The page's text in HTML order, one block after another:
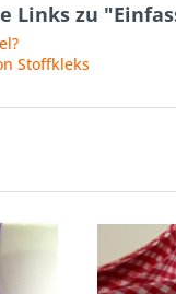
Links zu
Stoffkleks